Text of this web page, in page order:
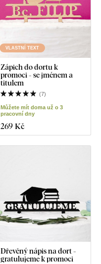
VLASTNÍ TEXT
Zápich do dortu k
promoci - se jménem a
titulem
(7)
Můžete mít doma už o 3
pracovní dny
269 Kč
Dřevěný nápis na dort -
gratulujeme k promoci